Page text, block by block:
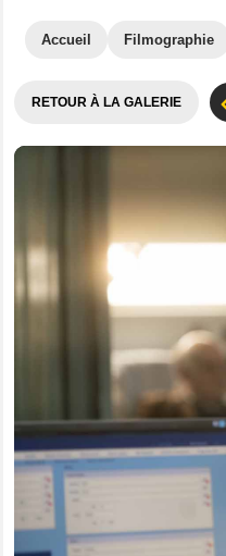
Accueil Filmographie
RETOUR À LA GALERIE